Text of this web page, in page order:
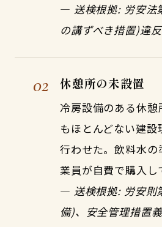
— 送検根拠: 労安法
の講ずべき措置)違反
02 休憩所の未設置
冷房設備のある休
もほとんどない建
行わせた。飲料水
業員が自費で購入し
— 送検根拠: 労安則
備)、安全管理措置